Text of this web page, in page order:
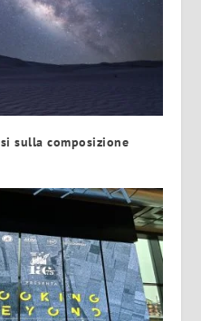
sulla composizione